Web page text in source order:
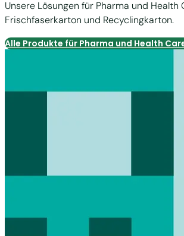
Unsere Lösungen für Pharma und Health
Frischfaserkarton und Recyclingkarton.
Alle Produkte für Pharma und Health